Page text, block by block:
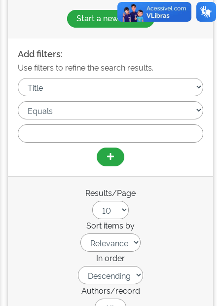
Start a new search
Add filters:
Use filters to refine the search results.
Results/Page
Sort items by
In order
Authors/record